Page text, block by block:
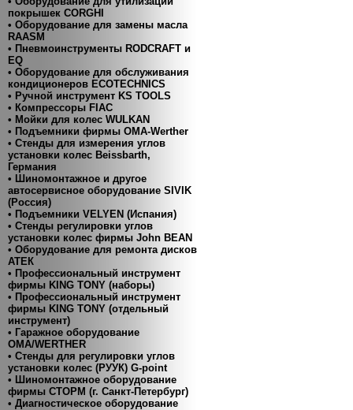
покрышек CORGHI
• Оборудование для замены масла
RAASM
• Пневмоинструменты RODCRAFT и
EQ
• Оборудование для обслуживания
кондиционеров ECOTECHNICS
• Ручной инструмент KS TOOLS
• Компресcоры FIAC
• Мойки для колес WULKAN
• Подъемники фирмы OMA-Werther
• Стенды для измерения углов
установки колес Beissbarth,
Германия
• Шиномонтажное и другое
автосервисное оборудование SIVIK
(Россия)
• Подъемники VELYEN (Испания)
• Cтенды регулировки углов
установки колес фирмы John BEAN
• Оборудование для ремонта дисков
АТЕК
• Профессиональный инструмент
фирмы KING TONY (наборы)
• Профессиональный инструмент
фирмы KING TONY (отдельный
инструмент)
• Гаражное оборудование
ОМА/WERTHER
• Стенды для регулировки углов
установки колес (РУУК) G-point
• Шиномонтажное оборудование
фирмы СТОРМ (г. Санкт-Петербург)
• Диагностическое оборудование